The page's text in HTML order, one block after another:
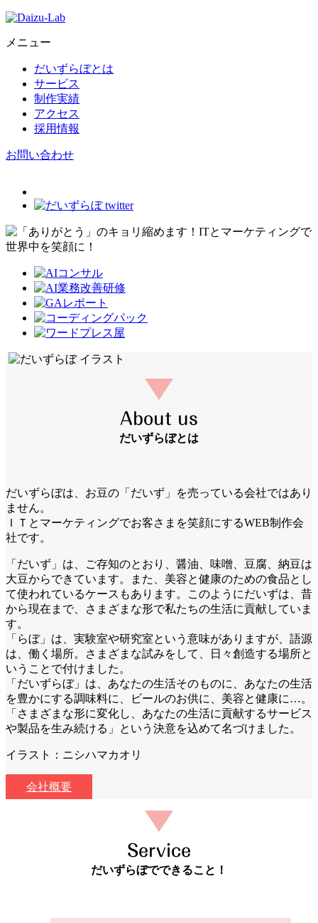
メニュー
だいずらぼとは
サービス
制作実績
アクセス
採用情報
お問い合わせ
About us
だいずらぼとは
だいずらぼは、お豆の「だいず」を売っている会社ではあり
ません。
ＩＴとマーケティングでお客さまを笑顔にするWEB制作会
社です。
「だいず」は、ご存知のとおり、醤油、味噌、豆腐、納豆は
大豆からできています。また、美容と健康のための食品とし
て使われているケースもあります。このようにだいずは、昔
から現在まで、さまざまな形で私たちの生活に貢献していま
す。
「らぼ」は、実験室や研究室という意味がありますが、語源
は、働く場所。さまざまな試みをして、日々創造する場所と
いうことで付けました。
「だいずらぼ」は、あなたの生活そのものに、あなたの生活
を豊かにする調味料に、ビールのお供に、美容と健康に…。
「さまざまな形に変化し、あなたの生活に貢献するサービス
や製品を生み続ける」という決意を込めて名づけました。
イラスト：ニシハマカオリ
会社概要
Service
だいずらぼでできること！